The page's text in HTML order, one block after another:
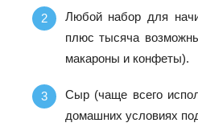
Любой набор для
плюс тысяча
макароны и конфеты).
Сыр (чаще всего
домашних условиях